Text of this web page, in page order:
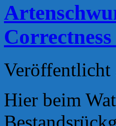
Veröffentlicht
Hier beim